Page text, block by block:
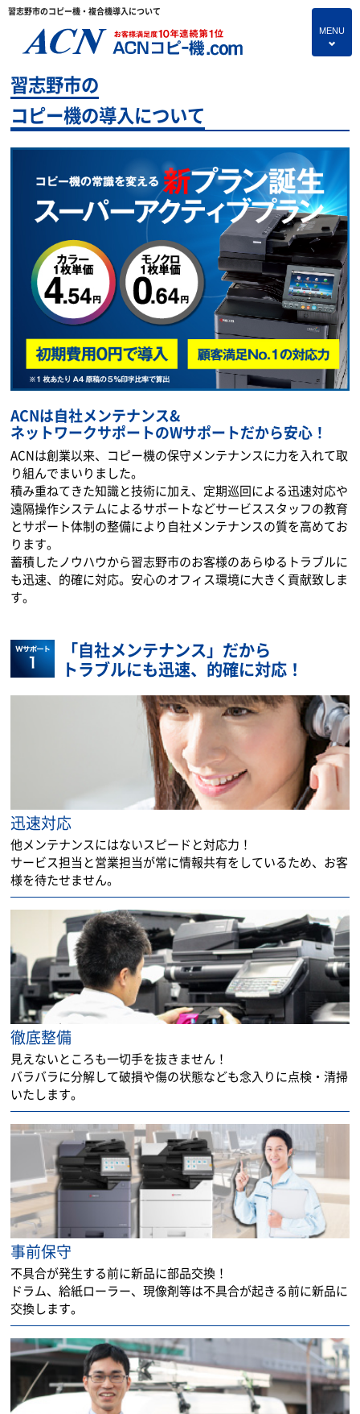
習志野市のコピー機・複合機導入について
MENU
4
プランのご紹介
保守サービス
コピー機あれこれ
コピー機に関すること
よくあるご質問
独立・開業支援プラン
お問い合わせ
習志野市の
コピー機の導入について
ACNは自社メンテナンス&
ネットワークサポートのWサポートだから安心！
ACNは創業以来、コピー機の保守メンテナンスに力を入れて取
り組んでまいりました。
積み重ねてきた知識と技術に加え、定期巡回による迅速対応や
遠隔操作システムによるサポートなどサービススタッフの教育
とサポート体制の整備により自社メンテナンスの質を高めてお
ります。
蓄積したノウハウから習志野市のお客様のあらゆるトラブルに
も迅速、的確に対応。安心のオフィス環境に大きく貢献致しま
す。
「自社メンテナンス」だから
トラブルにも迅速、的確に対応！
迅速対応
他メンテナンスにはないスピードと対応力！
サービス担当と営業担当が常に情報共有をしているため、お客
様を待たせません。
徹底整備
見えないところも一切手を抜きません！
バラバラに分解して破損や傷の状態なども念入りに点検・清掃
いたします。
事前保守
不具合が発生する前に新品に部品交換！
ドラム、給紙ローラー、現像剤等は不具合が起きる前に新品に
交換します。